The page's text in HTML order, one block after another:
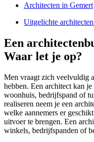
Architecten in Gemert
Uitgelichte
Een
Waar let je op?
Men vraagt zich veelvuldig
hebben. Een architect kan
woonhuis, bedrijfspand of
realiseren neem je een
welke aannemers er
uitvoer te brengen. Een
winkels, bedrijfspanden of